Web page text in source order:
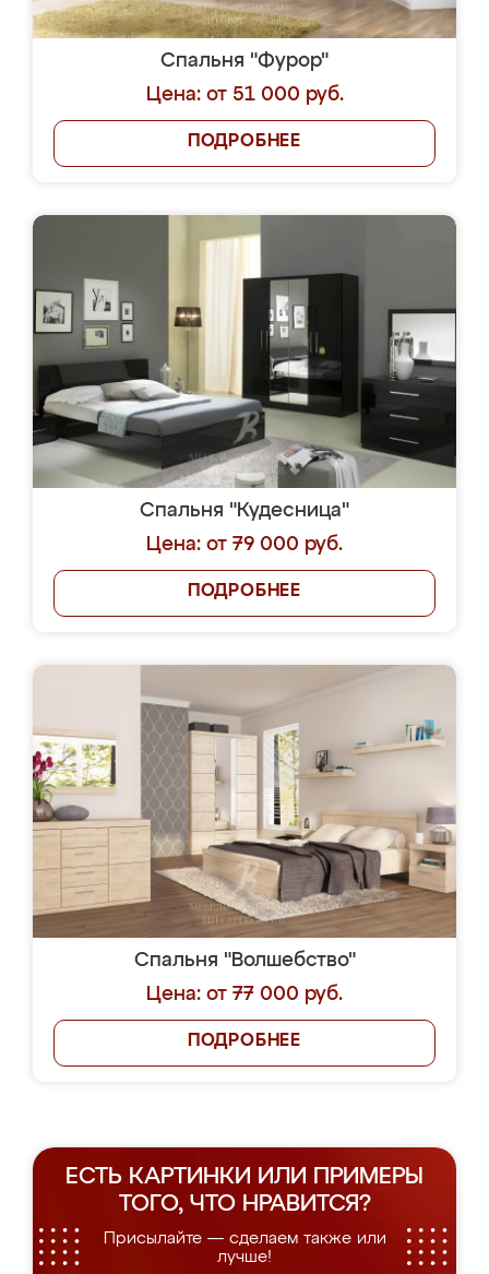
Спальня "Фурор"
Цена: от 51 000 руб.
ПОДРОБНЕЕ
Спальня "Кудесница"
Цена: от 79 000 руб.
ПОДРОБНЕЕ
Спальня "Волшебство"
Цена: от 77 000 руб.
ПОДРОБНЕЕ
ЕСТЬ КАРТИНКИ ИЛИ ПРИМЕРЫ
ТОГО, ЧТО НРАВИТСЯ?
Присылайте — сделаем также или
лучше!